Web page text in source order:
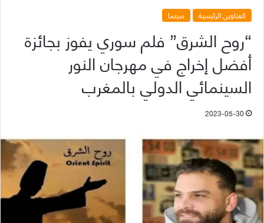
العناوين الرئيسية سينما
“روح الشرق” فلم سوري يفوز بجائزة
أفضل إخراج في مهرجان النور
السينمائي الدولي بالمغرب
2023-05-30